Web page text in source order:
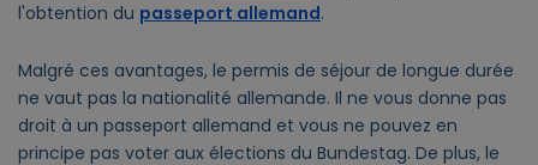
l'obtention du passeport allemand.
Malgré ces avantages, le permis de séjour de longue durée
ne vaut pas la nationalité allemande. Il ne vous donne pas
droit à un passeport allemand et vous ne pouvez en
principe pas voter aux élections du Bundestag. De plus, le